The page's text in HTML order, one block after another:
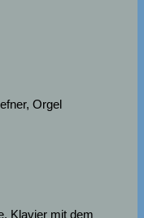
Orgel
Klavier mit dem